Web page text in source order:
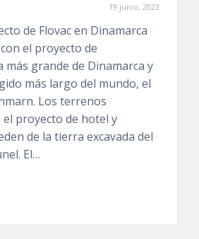
19 junio, 2023
de Flovac en Dinamarca
el proyecto de
grande de Dinamarca y
más largo del mundo, el
Los terrenos
proyecto de hotel y
de la tierra excavada del
El…